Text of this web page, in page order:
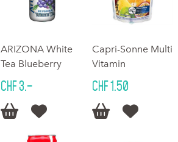
ARIZONA White
Tea Blueberry
CHF 3.–
 
Capri-Sonne Multi
Vitamin
CHF 1.50
 